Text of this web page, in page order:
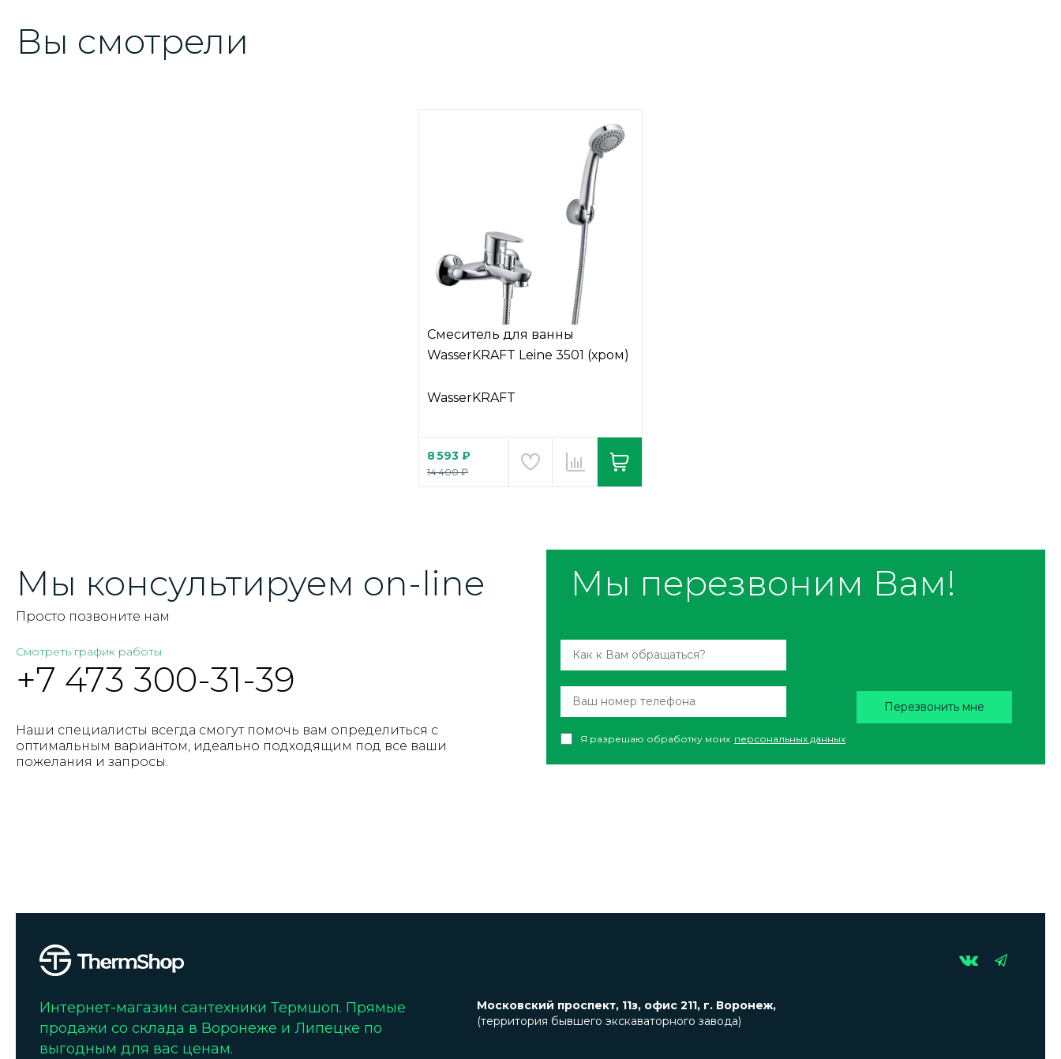
Вы смотрели
Смеситель для ванны
WasserKRAFT Leine 3501 (хром)
WasserKRAFT
8 593 ₽
14 400 ₽
Мы консультируем on-line
Просто позвоните нам
Смотреть график работы
+7 473 300-31-39
Наши специалисты всегда смогут помочь вам определиться с
оптимальным вариантом, идеально подходящим под все ваши
пожелания и запросы.
Мы перезвоним Вам!
Я разрешаю обработку моих персональных данных
Перезвонить мне
Интернет-магазин сантехники Термшоп. Прямые
продажи со склада в Воронеже и Липецке по
выгодным для вас ценам.
Московский проспект, 11з, офис 211, г. Воронеж,
(территория бывшего экскаваторного завода)